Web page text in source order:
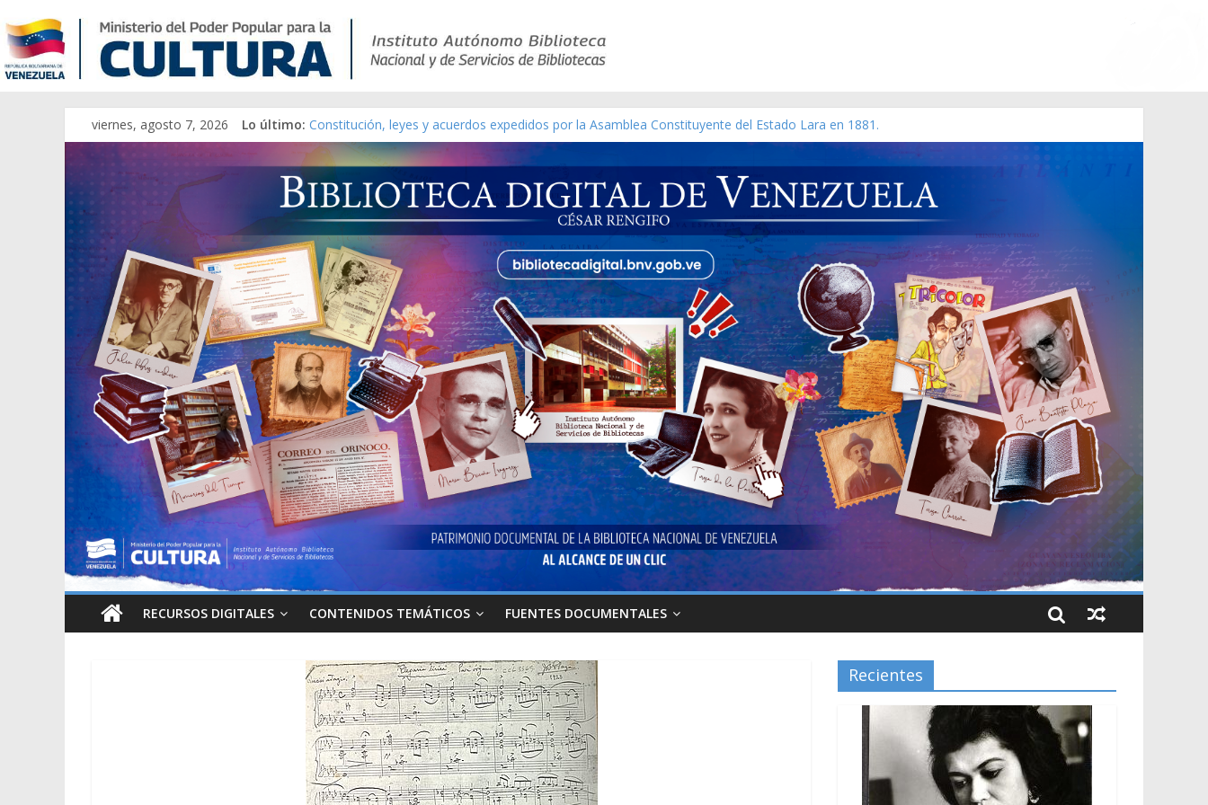
viernes, agosto 7, 2026 Lo último: Constitución, leyes y acuerdos expedidos por la Asamblea Constituyente del Estado Lara en 1881.
Una Parálisis [material gráfico]
Modesta Bor Sánchez [material gráfico]
Gaceta Oficial de la República de Venezuela año CXXXIII Mes V, Caracas 09 de marzo de 2006 N° 38.394
Catálogo temático de obras de Modesta Bor
RECURSOS DIGITALES CONTENIDOS TEMÁTICOS FUENTES DOCUMENTALES
Recientes